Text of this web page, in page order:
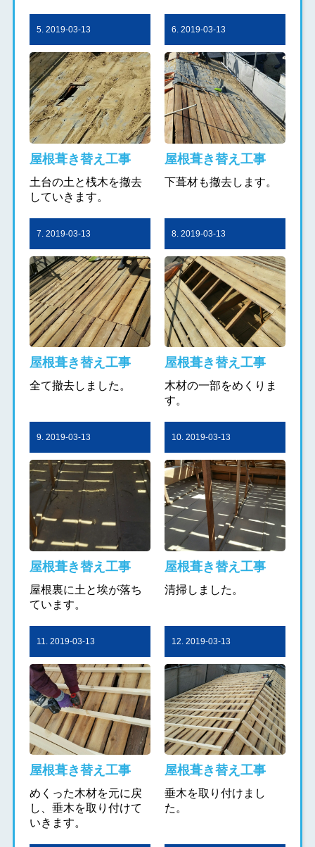
5. 2019-03-13
屋根葺き替え工事
土台の土と桟木を撤去
していきます。
6. 2019-03-13
屋根葺き替え工事
下葺材も撤去します。
7. 2019-03-13
屋根葺き替え工事
全て撤去しました。
8. 2019-03-13
屋根葺き替え工事
木材の一部をめくりま
す。
9. 2019-03-13
屋根葺き替え工事
屋根裏に土と埃が落ち
ています。
10. 2019-03-13
屋根葺き替え工事
清掃しました。
11. 2019-03-13
屋根葺き替え工事
めくった木材を元に戻
し、垂木を取り付けて
いきます。
12. 2019-03-13
屋根葺き替え工事
垂木を取り付けまし
た。